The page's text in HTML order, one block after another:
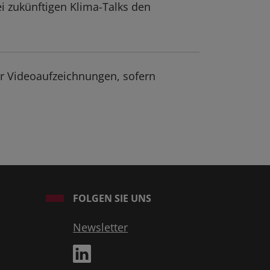
zukünftigen Klima-Talks den
Videoaufzeichnungen, sofern
FOLGEN SIE UNS
Newsletter